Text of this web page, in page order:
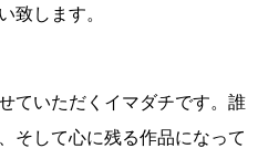
致します。
ていただくイマダチです。誰
そして心に残る作品になって